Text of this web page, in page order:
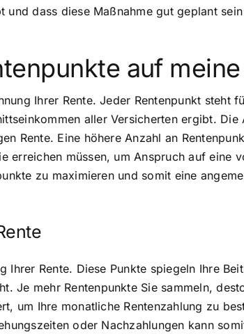
dass diese Maßnahme gut geplant
auf meine
Ihrer Rente. Jeder Rentenpunkt steht
aller Versicherten ergibt. Die
Rente. Eine höhere Anzahl an
erreichen müssen, um Anspruch auf eine
zu maximieren und somit eine
Ihrer Rente. Diese Punkte spiegeln Ihre
Je mehr Rentenpunkte Sie sammeln,
um Ihre monatliche Rentenzahlung zu
oder Nachzahlungen kann